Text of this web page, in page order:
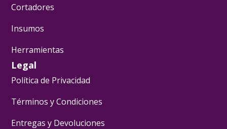
Cortadores
Insumos
Herramientas
Legal
Política de Privacidad
Términos y Condiciones
Entregas y Devoluciones